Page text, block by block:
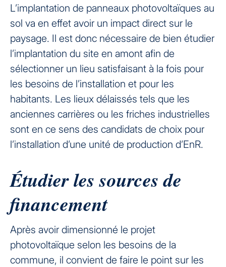
L’implantation de panneaux photovoltaïques au
sol va en effet avoir un impact direct sur le
paysage. Il est donc nécessaire de bien étudier
l’implantation du site en amont afin de
sélectionner un lieu satisfaisant à la fois pour
les besoins de l’installation et pour les
habitants. Les lieux délaissés tels que les
anciennes carrières ou les friches industrielles
sont en ce sens des candidats de choix pour
l’installation d’une unité de production d’EnR.
Étudier les sources de
financement
Après avoir dimensionné le projet
photovoltaïque selon les besoins de la
commune, il convient de faire le point sur les